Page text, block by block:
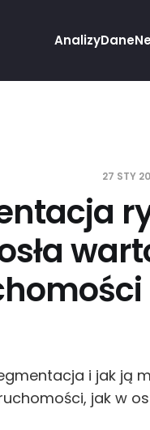
AnalizyDane
27 STY
i jak ją
jak w